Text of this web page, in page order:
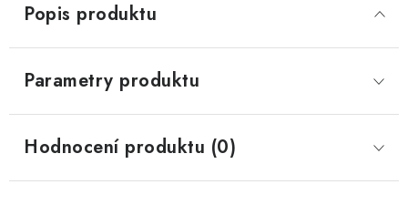
Popis produktu
Parametry produktu
Hodnocení produktu (0)